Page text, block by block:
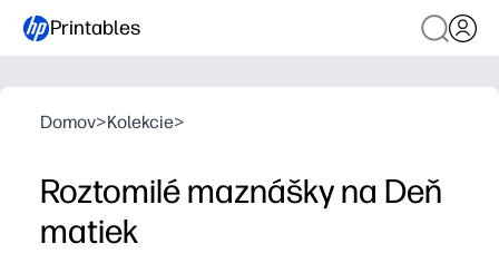
Printables
Domov>Kolekcie>
Roztomilé maznášky na Deň
matiek